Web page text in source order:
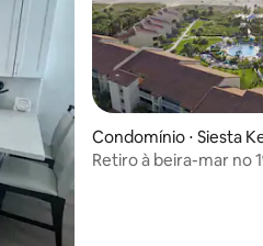
Condomínio ⋅ Siesta
Retiro à beira-mar no